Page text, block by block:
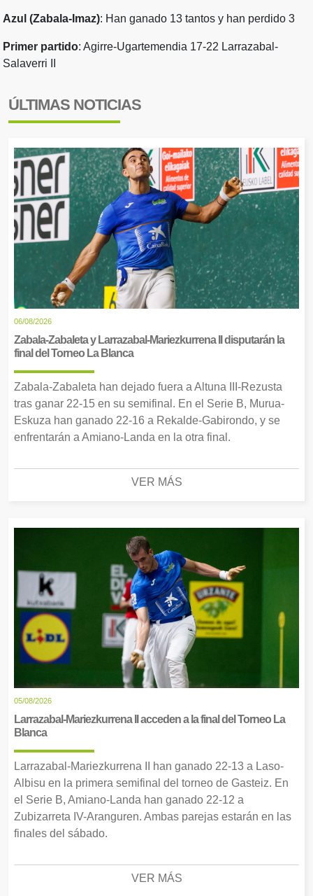
Azul (Zabala-Imaz): Han ganado 13 tantos y han perdido 3
Primer partido: Agirre-Ugartemendia 17-22 Larrazabal-
Salaverri II
ÚLTIMAS NOTICIAS
06/08/2026
Zabala-Zabaleta y Larrazabal-Mariezkurrena II disputarán la
final del Torneo La Blanca
Zabala-Zabaleta han dejado fuera a Altuna III-Rezusta
tras ganar 22-15 en su semifinal. En el Serie B, Murua-
Eskuza han ganado 22-16 a Rekalde-Gabirondo, y se
enfrentarán a Amiano-Landa en la otra final.
VER MÁS
05/08/2026
Larrazabal-Mariezkurrena II acceden a la final del Torneo La
Blanca
Larrazabal-Mariezkurrena II han ganado 22-13 a Laso-
Albisu en la primera semifinal del torneo de Gasteiz. En
el Serie B, Amiano-Landa han ganado 22-12 a
Zubizarreta IV-Aranguren. Ambas parejas estarán en las
finales del sábado.
VER MÁS